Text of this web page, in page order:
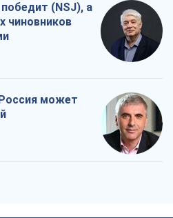
(NSJ), а
чиновников
может